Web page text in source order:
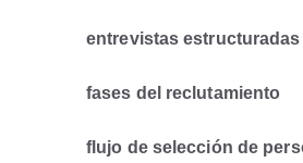
entrevistas estructuradas
fases del reclutamiento
flujo de selección de